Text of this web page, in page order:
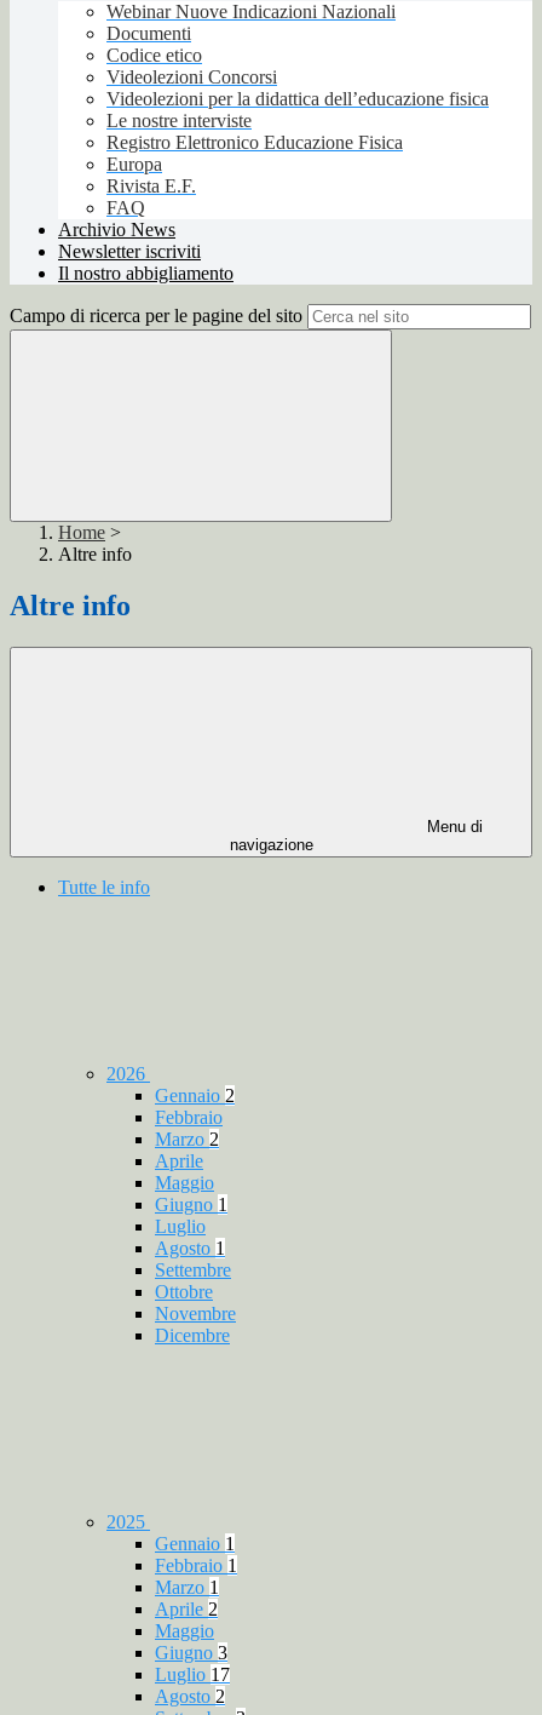
Webinar Nuove Indicazioni Nazionali
Documenti
Codice etico
Videolezioni Concorsi
Videolezioni per la didattica dell’educazione fisica
Le nostre interviste
Registro Elettronico Educazione Fisica
Europa
Rivista E.F.
FAQ
Archivio News
Newsletter iscriviti
Il nostro abbigliamento
Campo di ricerca per le pagine del sito
Home >
Altre info
Altre info
Menu di
navigazione
Tutte le info
2026
Gennaio 2
Febbraio
Marzo 2
Aprile
Maggio
Giugno 1
Luglio
Agosto 1
Settembre
Ottobre
Novembre
Dicembre
2025
Gennaio 1
Febbraio 1
Marzo 1
Aprile 2
Maggio
Giugno 3
Luglio 17
Agosto 2